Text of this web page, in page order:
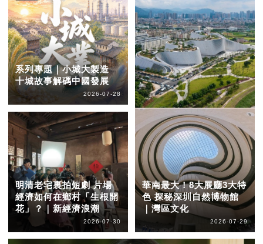
系列專題｜小城大製造
十城故事解碼中國發展
2026-07-28
明清老宅裏拍短劇 片場
經濟如何在鄉村「生根開
花」？｜新經濟浪潮
2026-07-30
華南最大！8大展廳3大特
色 探秘深圳自然博物館
｜灣區文化
2026-07-29